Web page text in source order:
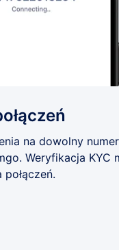
na dowolny
Weryfikacja KYC